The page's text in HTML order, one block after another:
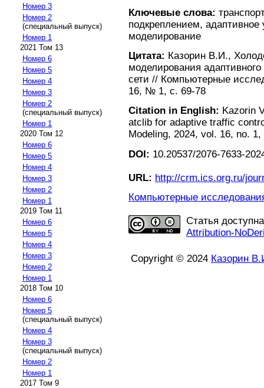
Номер 3
Номер 2
(специальный выпуск)
Номер 1
2021 Том 13
Номер 6
Номер 5
Номер 4
Номер 3
Номер 2
(специальный выпуск)
Номер 1
2020 Том 12
Номер 6
Номер 5
Номер 4
Номер 3
Номер 2
Номер 1
2019 Том 11
Номер 6
Номер 5
Номер 4
Номер 3
Номер 2
Номер 1
2018 Том 10
Номер 6
Номер 5
(специальный выпуск)
Номер 4
Номер 3
(специальный выпуск)
Номер 2
Номер 1
2017 Том 9
Ключевые слова:
подкреплением, адаптивное
моделирование
Цитата: Казорин В.И.,
моделирования
сети // Компьютерные
16, № 1, с. 69-78
Citation in English: Kazorin
atclib for adaptive traffic
Modeling, 2024, vol. 16, no. 1,
DOI: 10.20537/2076-7633-
URL: http://crm.ics.org.ru/
Компьютерные
Статья
Attribution-
Copyright © 2024 Казорин